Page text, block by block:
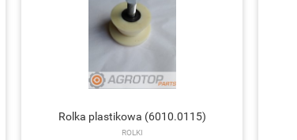
Rolka plastikowa (6010.0115)
ROLKI